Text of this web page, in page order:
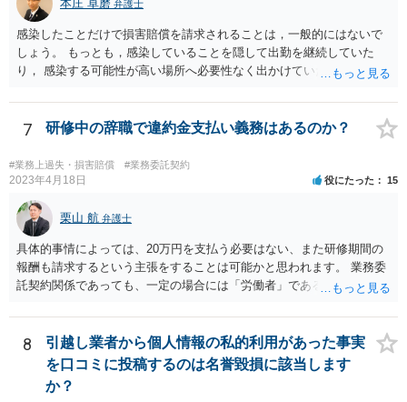
本庄 卓磨 弁護士
感染したことだけで損害賠償を請求されることは，一般的にはないで
しょう。 もっとも，感染していることを隠して出勤を継続していた
り， 感染する可能性が高い場所へ必要性なく出かけていたりした場合
るリスクがあり得ると思います。 もし事業所閉鎖になった場合には損
害が大きくなりますので，注意が必要ですね。
7 研修中の辞職で違約金支払い義務はあるのか？
#業務上過失・損害賠償 #業務委託契約
2023年4月18日 役にたった 15
栗山 航 弁護士
具体的事情によっては、20万円を支払う必要はない、また研修期間の
報酬も請求するという主張をすることは可能かと思われます。 業務委
託契約関係であっても、一定の場合には「労働者」であるとして労働
属性が認められる場合、すなわち、①使用者の指揮監督下において労
務の提供をする者であること、②労務に対する対償を支払われる者で
あることという２つの要件を満たした場合に認められるとされます。
この判断は、様々な個別的事情に照らして総合的に判断されるもので
す。 「労働者」であるといえる場合、20万円の違約金を予定する規
8
引越し業者から個人情報の私的利用があった事実
を口コミに投稿するのは名誉毀損に該当します
か？